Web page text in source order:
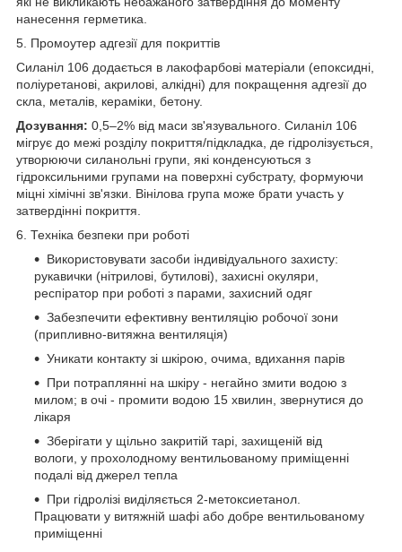
нанесення герметика.
5. Промоутер адгезії для покриттів
Силаніл 106 додається в лакофарбові матеріали (епоксидні,
поліуретанові, акрилові, алкідні) для покращення адгезії до
скла, металів, кераміки, бетону.
Дозування: 0,5–2% від маси зв'язувального. Силаніл 106
мігрує до межі розділу покриття/підкладка, де гідролізується,
утворюючи силанольні групи, які конденсуються з
гідроксильними групами на поверхні субстрату, формуючи
міцні хімічні зв'язки. Вінілова група може брати участь у
затвердінні покриття.
6. Техніка безпеки при роботі
Використовувати засоби індивідуального захисту:
рукавички (нітрилові, бутилові), захисні окуляри,
респіратор при роботі з парами, захисний одяг
Забезпечити ефективну вентиляцію робочої зони
(припливно-витяжна вентиляція)
Уникати контакту зі шкірою, очима, вдихання парів
При потраплянні на шкіру - негайно змити водою з
милом; в очі - промити водою 15 хвилин, звернутися до
лікаря
Зберігати у щільно закритій тарі, захищеній від
вологи, у прохолодному вентильованому приміщенні
подалі від джерел тепла
При гідролізі виділяється 2-метоксиетанол.
Працювати у витяжній шафі або добре вентильованому
приміщенні